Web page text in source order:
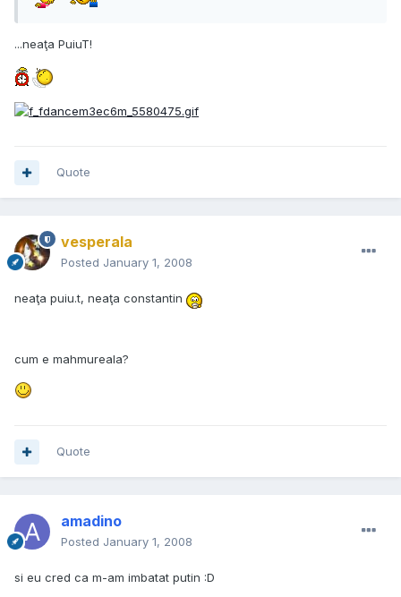
...neaţa PuiuT!
Quote
vesperala
Posted January 1, 2008
neaţa puiu.t, neaţa constantin
cum e mahmureala?
Quote
amadino
Posted January 1, 2008
si eu cred ca m-am imbatat putin :D